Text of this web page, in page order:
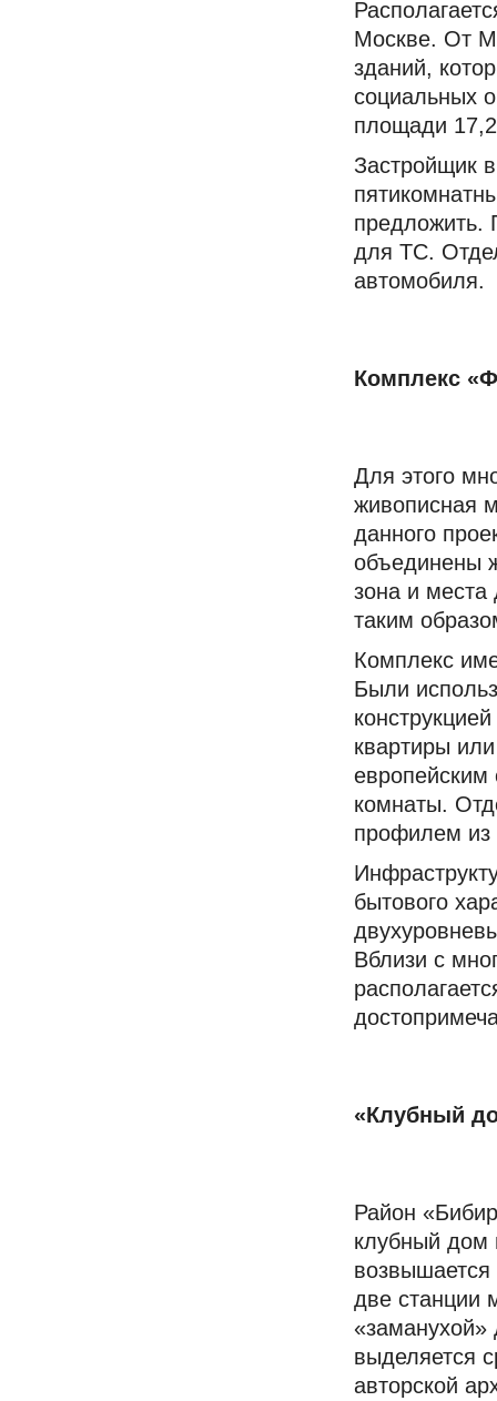
Москве. От
зданий,
социальных
площади
Застройщик
предложить.
для ТС.
автомобиля.
Комплекс
Для этого
живописная
данного
объединены
зона и места
таким
Комплекс
Были
квартиры
европейским
комнаты.
профилем
бытового
Вблизи с
«Клубный
Район
клубный дом
две станции
выделяется
авторской